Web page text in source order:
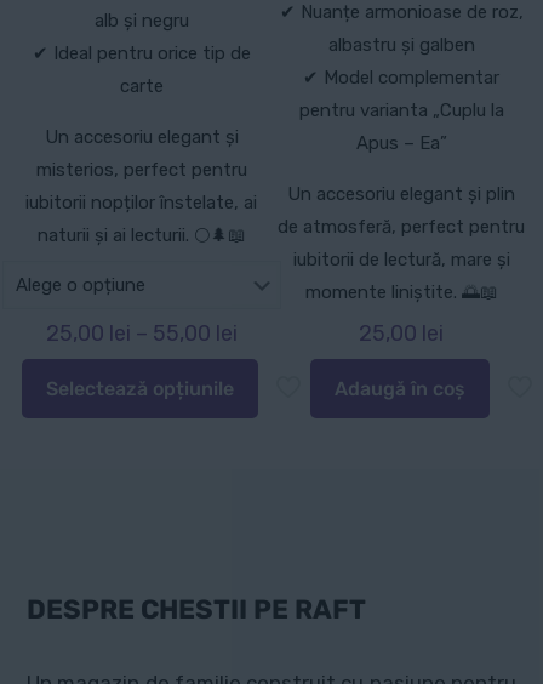
alb și negru
✔ Ideal pentru orice tip de
carte
Un accesoriu elegant și
misterios, perfect pentru
iubitorii nopților înstelate, ai
naturii și ai lecturii. 🌕🌲📖
25,00 lei – 55,00 lei
de
Selectează opțiunile
Acest
Opțiunile
✔ Nuanțe armonioase de roz,
albastru și galben
✔ Model complementar
pentru varianta „Cuplu la
Apus – Ea”
Un accesoriu elegant și plin
de atmosferă, perfect pentru
iubitorii de lectură, mare și
momente liniștite. 🌅📖
25,00 lei
Adaugă în coș
DESPRE CHESTII PE RAFT